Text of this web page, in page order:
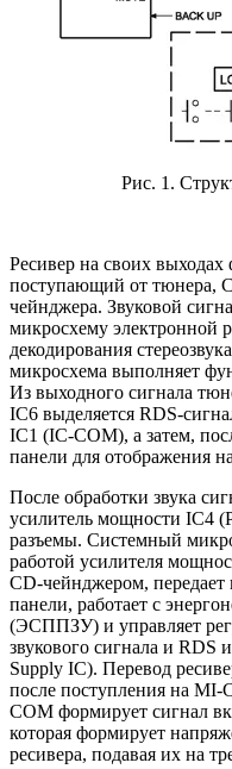
Рис. 1.
Ресивер на своих выходах
поступающий от тюнера,
чейнджера. Звуковой
микросхему электронной
декодирования
микросхема выполняет
Из выходного сигнала
IC6 выделяется RDS-
IC1 (IC-COM), а затем,
панели для отображения
После обработки звука
усилитель мощности IC4
разъемы. Системный
работой усилителя
CD-чейнджером, передает
панели, работает с
(ЭСППЗУ) и управляет
звукового сигнала и RDS
Supply IC). Перевод
после поступления на
COM формирует сигнал
которая формирует
ресивера, подавая их на